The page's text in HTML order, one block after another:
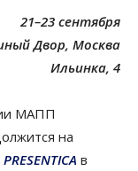
21–23 сентября
Двор, Москва
Ильинка, 4
МАПП
на
в